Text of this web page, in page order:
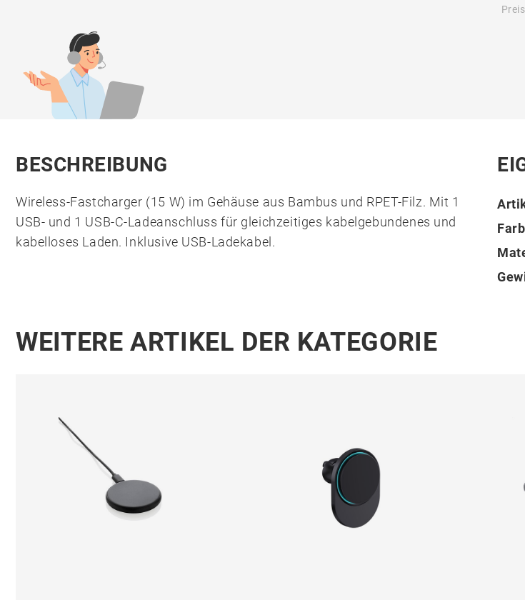
Preis
BESCHREIBUNG
Wireless-Fastcharger (15 W) im Gehäuse aus Bambus und RPET-Filz. Mit 1
USB- und 1 USB-C-Ladeanschluss für gleichzeitiges kabelgebundenes und
kabelloses Laden. Inklusive USB-Ladekabel.
WEITERE ARTIKEL DER KATEGORIE